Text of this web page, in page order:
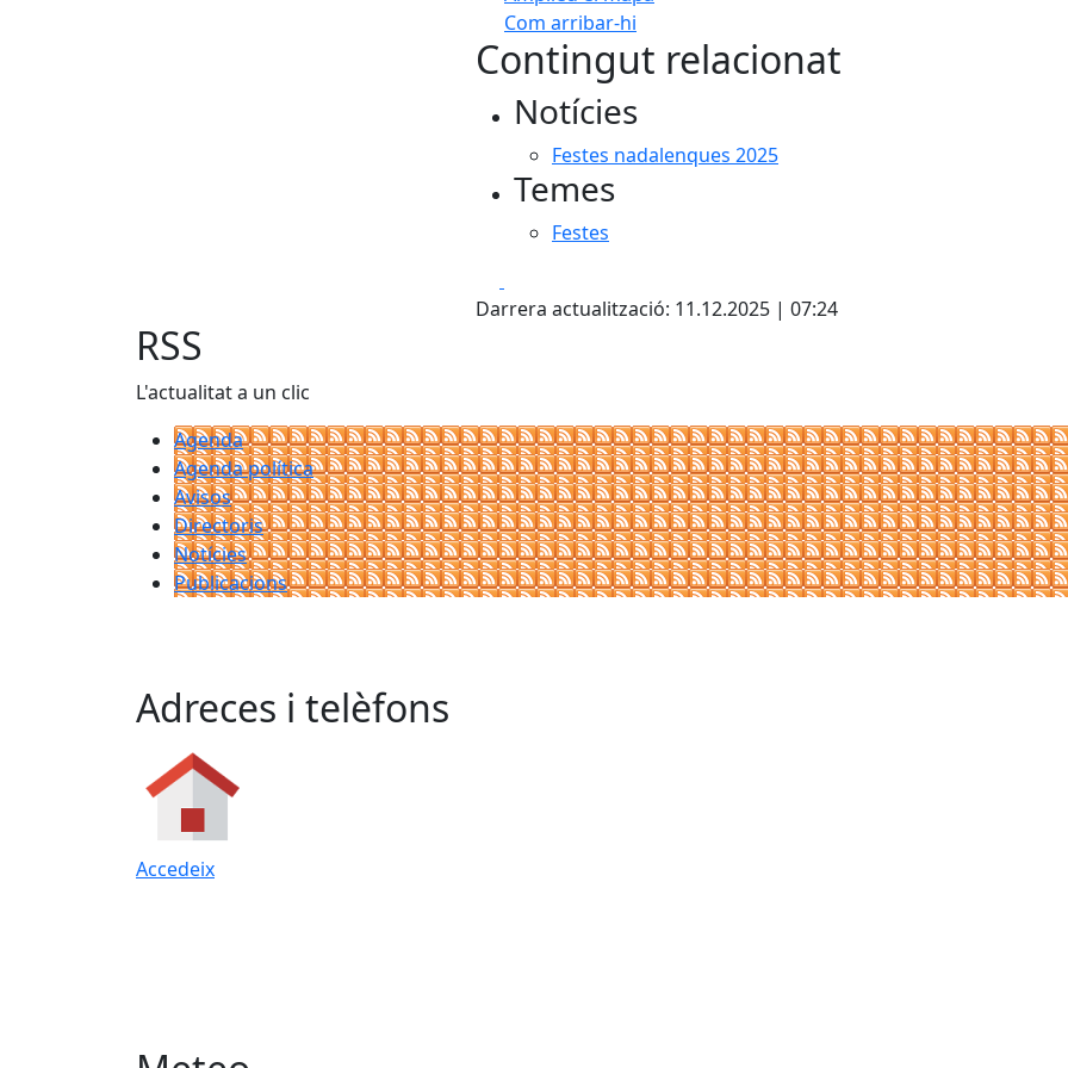
Com arribar-hi
+
Contingut relacionat
Notícies
Festes nadalenques 2025
Temes
Festes
Darrera actualització: 11.12.2025 | 07:24
RSS
L'actualitat a un clic
Agenda
Agenda política
Avisos
Directoris
Notícies
Publicacions
Adreces i telèfons
Accedeix